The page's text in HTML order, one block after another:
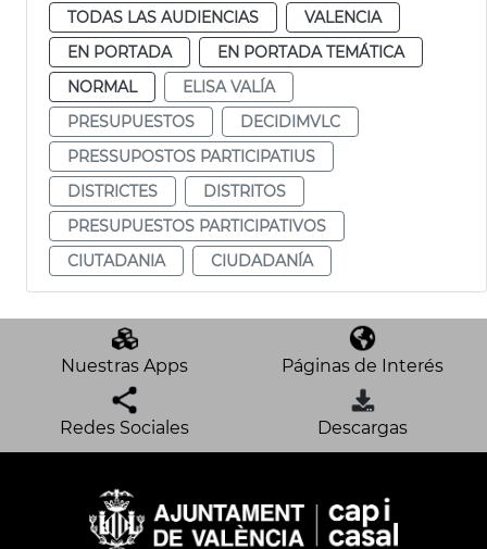
TODAS LAS AUDIENCIAS
VALENCIA
EN PORTADA
EN PORTADA TEMÁTICA
NORMAL
ELISA VALÍA
PRESUPUESTOS
DECIDIMVLC
PRESSUPOSTOS PARTICIPATIUS
DISTRICTES
DISTRITOS
PRESUPUESTOS PARTICIPATIVOS
CIUTADANIA
CIUDADANÍA
Nuestras Apps Páginas de Interés
Redes Sociales Descargas